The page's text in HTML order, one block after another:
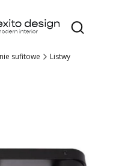
Otwórz
sufitowe Listwy